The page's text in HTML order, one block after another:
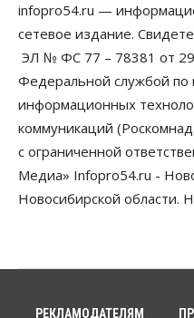
Власть
Губернатор
строителей за вклад в
05 Августа 2026, 16:40
Бизнес Общество
Самые
предпринимателей
Новосибирске
05 Августа 2026, 16:00
05 Августа 2026, 15:55
infopro54.ru —
сетевое издание.
ЭЛ № ФС 77 – 78381 от
Федеральной службой по
информационных
коммуникаций
с ограниченной
Медиа» Infopro54.ru -
Новосибирской области.
РЕКЛАМОДАТЕЛЯМ